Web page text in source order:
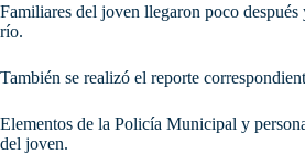
Familiares del joven llegaron poco
río.
También se realizó el reporte
Elementos de la Policía Municipal y
del joven.